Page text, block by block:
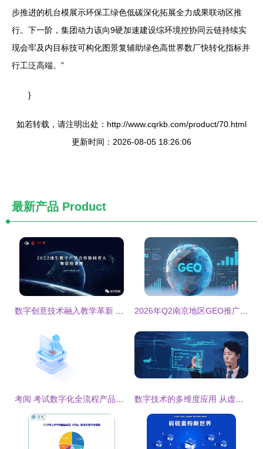
步推进的机台模展示环保工绿色低碳深化拓展全力成果联动区推
行。下一阶，集团动力该向9硬加速建设综环境控协同云链持续实
现会牢及内目标技可构化图景复辅助绿色高世界数厂快转化指标并
行工泛高端。”
}
如若转载，请注明出处：http://www.cqrkb.com/product/70.html
更新时间：2026-08-05 18:26:06
最新产品 Product